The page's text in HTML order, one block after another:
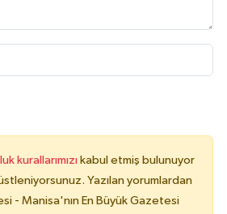
kurallarımızı kabul etmiş bulunuyor
Yazılan yorumlardan
- Manisa'nın En Büyük Gazetesi